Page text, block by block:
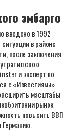
эмбарго
введено в 1992
в районе
после заключения
свою
и эксперт по
с «Известиями»
масштабы
рынок
повысить ВВП
Германию.